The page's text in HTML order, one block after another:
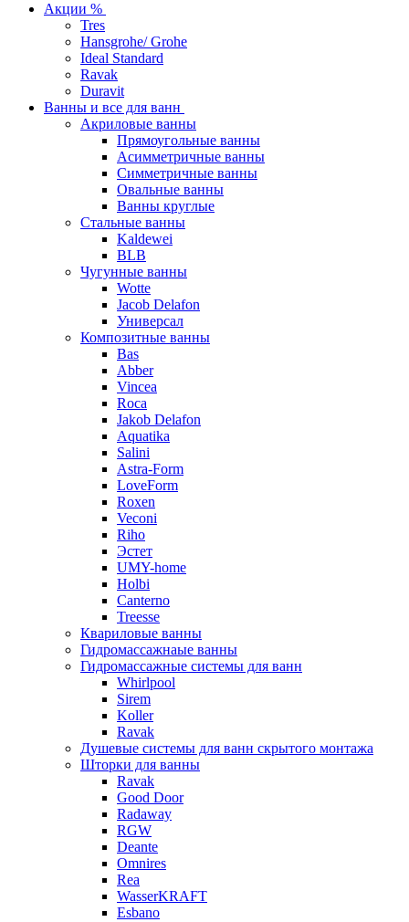
Акции %
Tres
Hansgrohe/ Grohe
Ideal Standard
Ravak
Duravit
Ванны и все для ванн
Акриловые ванны
Прямоугольные ванны
Асимметричные ванны
Симметричные ванны
Овальные ванны
Ванны круглые
Стальные ванны
Kaldewei
BLB
Чугунные ванны
Wotte
Jacob Delafon
Универсал
Композитные ванны
Bas
Abber
Vincea
Roca
Jakob Delafon
Aquatika
Salini
Astra-Form
LoveForm
Roxen
Veconi
Riho
Эстет
UMY-home
Holbi
Canterno
Treesse
Квариловые ванны
Гидромассажнаые ванны
Гидромассажные системы для ванн
Whirlpool
Sirem
Koller
Ravak
Душевые системы для ванн скрытого монтажа
Шторки для ванны
Ravak
Good Door
Radaway
RGW
Deante
Omnires
Rea
WasserKRAFT
Esbano